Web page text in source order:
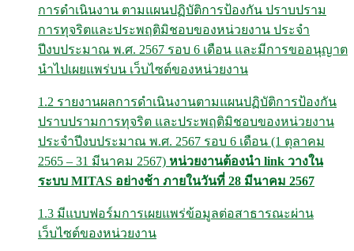
การดำเนินงาน ตามแผนปฏิบัติการป้องกัน ปราบปราม
การทุจริตและประพฤติมิชอบของหน่วยงาน ประจำ
ปีงบประมาณ พ.ศ. 2567 รอบ 6 เดือน และมีการขออนุญาต
นำไปเผยแพร่บน เว็บไซต์ของหน่วยงาน
1.2 รายงานผลการดำเนินงานตามแผนปฏิบัติการป้องกัน
ปราบปรามการทุจริต และประพฤติมิชอบของหน่วยงาน
ประจำปีงบประมาณ พ.ศ. 2567 รอบ 6 เดือน (1 ตุลาคม
2565 – 31 มีนาคม 2567) หน่วยงานต้องนำ link วางใน
ระบบ MITAS อย่างช้า ภายในวันที่ 28 มีนาคม 2567
1.3 มีแบบฟอร์มการเผยแพร่ข้อมูลต่อสาธารณะผ่าน
เว็บไซต์ของหน่วยงาน